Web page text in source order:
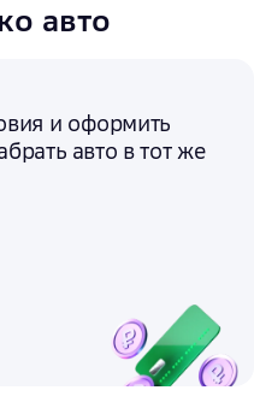
авто
и оформить
авто в тот же